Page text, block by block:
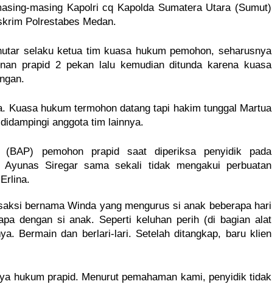
masing Kapolri cq Kapolda Sumatera Utara (Sumut)
Polrestabes Medan.
selaku ketua tim kuasa hukum pemohon, seharusnya
prapid 2 pekan lalu kemudian ditunda karena kuasa
Kuasa hukum termohon datang tapi hakim tunggal Martua
anggota tim lainnya.
(BAP) pemohon prapid saat diperiksa penyidik pada
Siregar sama sekali tidak mengakui perbuatan
bernama Winda yang mengurus si anak beberapa hari
dengan si anak. Seperti keluhan perih (di bagian alat
Bermain dan berlari-lari. Setelah ditangkap, baru klien
hukum prapid. Menurut pemahaman kami, penyidik tidak